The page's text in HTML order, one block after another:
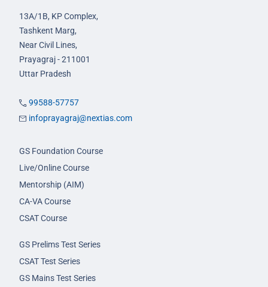
13A/1B, KP Complex,
Tashkent Marg,
Near Civil Lines,
Prayagraj - 211001
Uttar Pradesh
99588-57757
infoprayagraj@nextias.com
GS Foundation Course
Live/Online Course
Mentorship (AIM)
CA-VA Course
CSAT Course
GS Prelims Test Series
CSAT Test Series
GS Mains Test Series